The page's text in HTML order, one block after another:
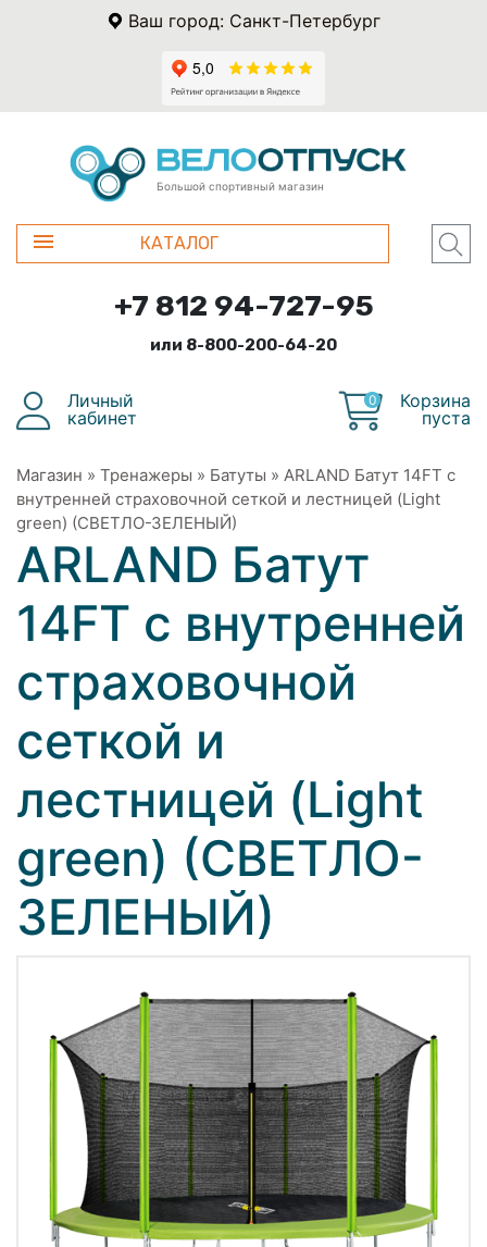
Ваш город: Санкт-Петербург
Большой спортивный магазин
КАТАЛОГ
+7 812 94-727-95
или 8-800-200-64-20
Личный
кабинет
0
Корзина
пуста
Магазин » Тренажеры » Батуты » ARLAND Батут 14FT с
внутренней страховочной сеткой и лестницей (Light
green) (СВЕТЛО-ЗЕЛЕНЫЙ)
ARLAND Батут
14FT с внутренней
страховочной
сеткой и
лестницей (Light
green) (СВЕТЛО-
ЗЕЛЕНЫЙ)